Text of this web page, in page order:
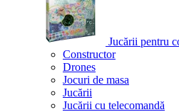
Jucării pentru
Constructor
Drones
Jocuri de masa
Jucării
Jucării cu telecomandă